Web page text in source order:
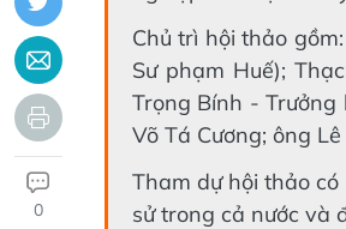
0
Chủ trì hội thảo
Sư phạm Huế);
Trọng Bính - Trưởng
Võ Tá Cương; ông
Tham dự hội thảo
sử trong cả nước và